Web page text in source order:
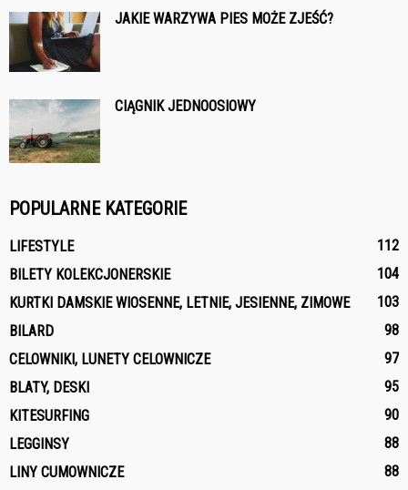
JAKIE WARZYWA PIES MOŻE ZJEŚĆ?
CIĄGNIK JEDNOOSIOWY
POPULARNE KATEGORIE
LIFESTYLE
112
BILETY KOLEKCJONERSKIE
104
KURTKI DAMSKIE WIOSENNE, LETNIE, JESIENNE, ZIMOWE
103
BILARD
98
CELOWNIKI, LUNETY CELOWNICZE
97
BLATY, DESKI
95
KITESURFING
90
LEGGINSY
88
LINY CUMOWNICZE
88